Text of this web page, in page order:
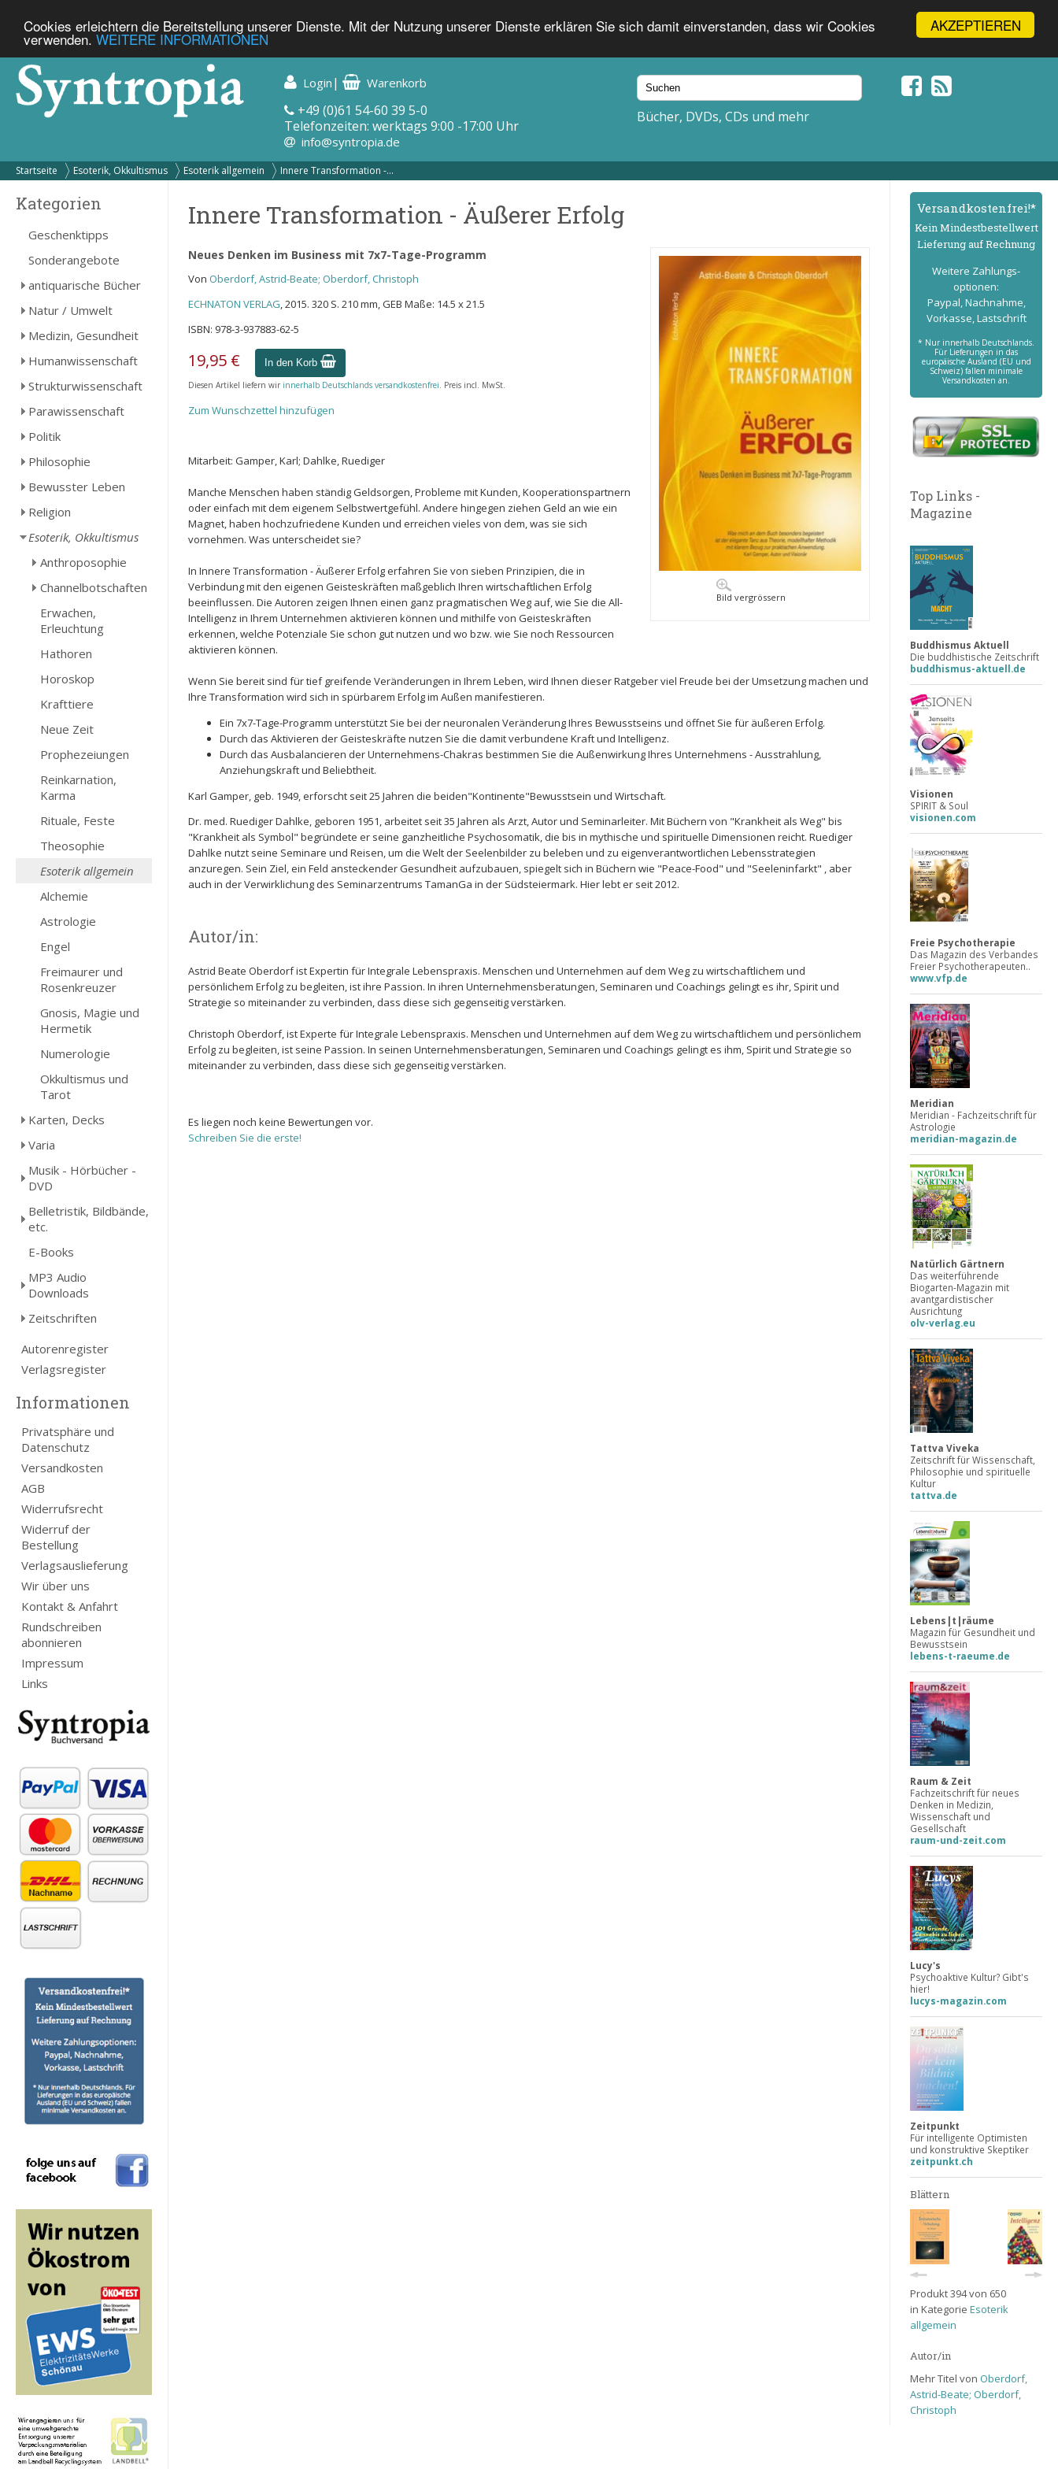
AKZEPTIEREN
Cookies erleichtern die Bereitstellung unserer Dienste. Mit der Nutzung unserer Dienste erklären Sie sich damit einverstanden, dass wir Cookies
verwenden. WEITERE INFORMATIONEN
Login | Warenkorb
+49 (0)61 54-60 39 5-0
Telefonzeiten: werktags 9:00 -17:00 Uhr
info@syntropia.de
Bücher, DVDs, CDs und mehr
Startseite Esoterik, Okkultismus Esoterik allgemein Innere Transformation -...
Kategorien
Geschenktipps
Sonderangebote
antiquarische Bücher
Natur / Umwelt
Medizin, Gesundheit
Humanwissenschaft
Strukturwissenschaft
Parawissenschaft
Politik
Philosophie
Bewusster Leben
Religion
Esoterik, Okkultismus
Anthroposophie
Channelbotschaften
Erwachen,
Erleuchtung
Hathoren
Horoskop
Krafttiere
Neue Zeit
Prophezeiungen
Reinkarnation,
Karma
Rituale, Feste
Theosophie
Esoterik allgemein
Alchemie
Astrologie
Engel
Freimaurer und
Rosenkreuzer
Gnosis, Magie und
Hermetik
Numerologie
Okkultismus und
Tarot
Karten, Decks
Varia
Musik - Hörbücher -
DVD
Belletristik, Bildbände,
etc.
E-Books
MP3 Audio
Downloads
Zeitschriften
Autorenregister
Verlagsregister
Informationen
Privatsphäre und
Datenschutz
Versandkosten
AGB
Widerrufsrecht
Widerruf der
Bestellung
Verlagsauslieferung
Wir über uns
Kontakt & Anfahrt
Rundschreiben
abonnieren
Impressum
Links
Innere Transformation - Äußerer Erfolg
Bild vergrössern
Neues Denken im Business mit 7x7-Tage-Programm
Von Oberdorf, Astrid-Beate; Oberdorf, Christoph
ECHNATON VERLAG, 2015. 320 S. 210 mm, GEB Maße: 14.5 x 21.5
ISBN: 978-3-937883-62-5
19,95 € In den Korb
Diesen Artikel liefern wir innerhalb Deutschlands versandkostenfrei. Preis incl. MwSt.
Zum Wunschzettel hinzufügen
Mitarbeit: Gamper, Karl; Dahlke, Ruediger
Manche Menschen haben ständig Geldsorgen, Probleme mit Kunden, Kooperationspartnern
oder einfach mit dem eigenem Selbstwertgefühl. Andere hingegen ziehen Geld an wie ein
Magnet, haben hochzufriedene Kunden und erreichen vieles von dem, was sie sich
vornehmen. Was unterscheidet sie?
In Innere Transformation - Äußerer Erfolg erfahren Sie von sieben Prinzipien, die in
Verbindung mit den eigenen Geisteskräften maßgeblich Ihren wirtschaftlichen Erfolg
beeinflussen. Die Autoren zeigen Ihnen einen ganz pragmatischen Weg auf, wie Sie die All-
Intelligenz in Ihrem Unternehmen aktivieren können und mithilfe von Geisteskräften
erkennen, welche Potenziale Sie schon gut nutzen und wo bzw. wie Sie noch Ressourcen
aktivieren können.
Wenn Sie bereit sind für tief greifende Veränderungen in Ihrem Leben, wird Ihnen dieser Ratgeber viel Freude bei der Umsetzung machen und
Ihre Transformation wird sich in spürbarem Erfolg im Außen manifestieren.
Ein 7x7-Tage-Programm unterstützt Sie bei der neuronalen Veränderung Ihres Bewusstseins und öffnet Sie für äußeren Erfolg.
Durch das Aktivieren der Geisteskräfte nutzen Sie die damit verbundene Kraft und Intelligenz.
Durch das Ausbalancieren der Unternehmens-Chakras bestimmen Sie die Außenwirkung Ihres Unternehmens - Ausstrahlung,
Anziehungskraft und Beliebtheit.
Karl Gamper, geb. 1949, erforscht seit 25 Jahren die beiden"Kontinente"Bewusstsein und Wirtschaft.
Dr. med. Ruediger Dahlke, geboren 1951, arbeitet seit 35 Jahren als Arzt, Autor und Seminarleiter. Mit Büchern von "Krankheit als Weg" bis
"Krankheit als Symbol" begründete er seine ganzheitliche Psychosomatik, die bis in mythische und spirituelle Dimensionen reicht. Ruediger
Dahlke nutzt seine Seminare und Reisen, um die Welt der Seelenbilder zu beleben und zu eigenverantwortlichen Lebensstrategien
anzuregen. Sein Ziel, ein Feld ansteckender Gesundheit aufzubauen, spiegelt sich in Büchern wie "Peace-Food" und "Seeleninfarkt" , aber
auch in der Verwirklichung des Seminarzentrums TamanGa in der Südsteiermark. Hier lebt er seit 2012.
Autor/in:
Astrid Beate Oberdorf ist Expertin für Integrale Lebenspraxis. Menschen und Unternehmen auf dem Weg zu wirtschaftlichem und
persönlichem Erfolg zu begleiten, ist ihre Passion. In ihren Unternehmensberatungen, Seminaren und Coachings gelingt es ihr, Spirit und
Strategie so miteinander zu verbinden, dass diese sich gegenseitig verstärken.
Christoph Oberdorf, ist Experte für Integrale Lebenspraxis. Menschen und Unternehmen auf dem Weg zu wirtschaftlichem und persönlichem
Erfolg zu begleiten, ist seine Passion. In seinen Unternehmensberatungen, Seminaren und Coachings gelingt es ihm, Spirit und Strategie so
miteinander zu verbinden, dass diese sich gegenseitig verstärken.
Es liegen noch keine Bewertungen vor.
Schreiben Sie die erste!
Versand­kostenfrei!*
Kein Mindest­bestell­wert
Lieferung auf Rechnung
Weitere Zahlungs­
optionen:
Paypal, Nachnahme,
Vorkasse, Lastschrift
* Nur innerhalb Deutschlands.
Für Lieferungen in das
europäische Ausland (EU und
Schweiz) fallen minimale
Versandkosten an.
Top Links -
Magazine
Buddhismus Aktuell
Die buddhistische Zeitschrift
buddhismus-aktuell.de
Visionen
SPIRIT & Soul
visionen.com
Freie Psychotherapie
Das Magazin des Verbandes
Freier Psychotherapeuten..
www.vfp.de
Meridian
Meridian - Fachzeitschrift für
Astrologie
meridian-magazin.de
Natürlich Gärtnern
Das weiterführende
Biogarten-Magazin mit
avantgardistischer
Ausrichtung
olv-verlag.eu
Tattva Viveka
Zeitschrift für Wissenschaft,
Philosophie und spirituelle
Kultur
tattva.de
Lebens|t|räume
Magazin für Gesundheit und
Bewusstsein
lebens-t-raeume.de
Raum & Zeit
Fachzeitschrift für neues
Denken in Medizin,
Wissenschaft und
Gesellschaft
raum-und-zeit.com
Lucy's
Psychoaktive Kultur? Gibt's
hier!
lucys-magazin.com
Zeitpunkt
Für intelligente Optimisten
und konstruktive Skeptiker
zeitpunkt.ch
Blättern
Produkt 394 von 650
in Kategorie Esoterik
allgemein
Autor/in
Mehr Titel von Oberdorf,
Astrid-Beate; Oberdorf,
Christoph